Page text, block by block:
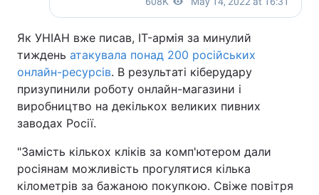
Як УНІАН вже писав, IT-армія за минулий
тиждень атакувала понад 200 російських
онлайн-ресурсів. В результаті кіберудару
призупинили роботу онлайн-магазини і
виробництво на декількох великих пивних
заводах Росії.
"Замість кількох кліків за комп'ютером дали
росіянам можливість прогулятися кілька
кілометрів за бажаною покупкою. Свіже повітря